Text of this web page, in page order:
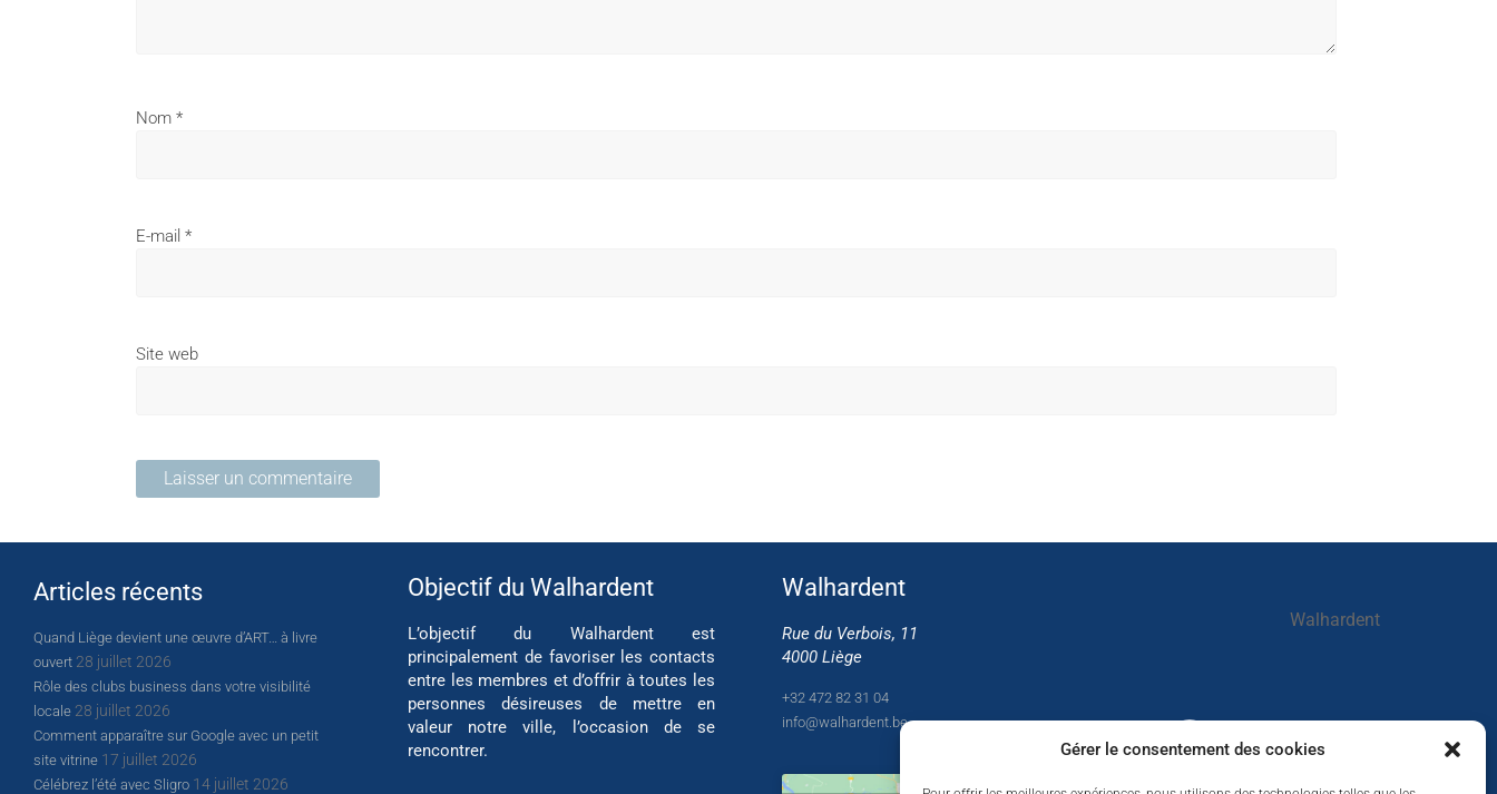
Gérer le consentement des cookies
Nom *
E-mail *
Site web
Articles récents
Quand Liège devient une œuvre d’ART… à livre
ouvert 28 juillet 2026
Rôle des clubs business dans votre visibilité
locale 28 juillet 2026
Comment apparaître sur Google avec un petit
site vitrine 17 juillet 2026
Célébrez l’été avec Sligro 14 juillet 2026
Objectif du Walhardent
L’objectif du Walhardent est
principalement de favoriser les contacts
entre les membres et d’offrir à toutes les
personnes désireuses de mettre en
valeur notre ville, l’occasion de se
rencontrer.
Walhardent
Rue du Verbois, 11
4000 Liège
+32 472 82 31 04
info@walhardent.be
Walhardent
1 day ago